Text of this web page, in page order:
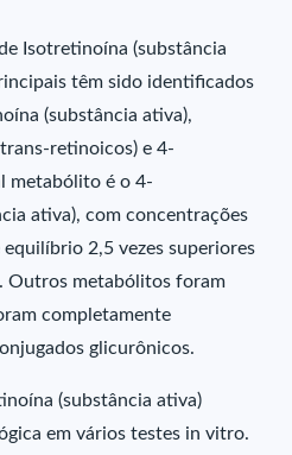
Isotretinoína (substância
têm sido identificados
(substância ativa),
retinoicos) e 4-
metabólito é o 4-
ativa), com concentrações
2,5 vezes superiores
Outros metabólitos foram
completamente
glicurônicos.
(substância ativa)
em vários testes in vitro.